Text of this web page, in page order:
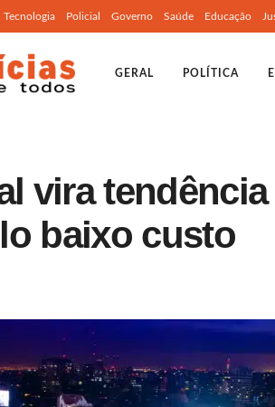
Tecnologia Policial Governo Saúde Educação
GERAL POLÍTICA
vira tendência
baixo custo